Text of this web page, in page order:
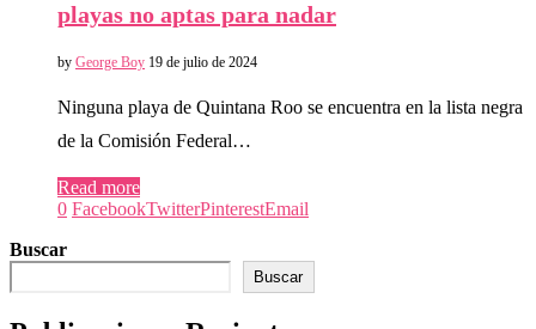
playas no aptas para nadar
by George Boy 19 de julio de 2024
Ninguna playa de Quintana Roo se encuentra en la lista negra
de la Comisión Federal…
Read more
0 FacebookTwitterPinterestEmail
Buscar
Buscar